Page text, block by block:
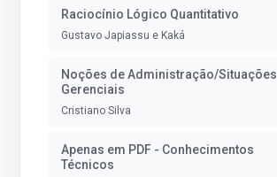
Raciocínio Lógico Quantitativo
Gustavo Japiassu e Kaká
Noções de Administração/Situações
Gerenciais
Cristiano Silva
Apenas em PDF - Conhecimentos
Técnicos